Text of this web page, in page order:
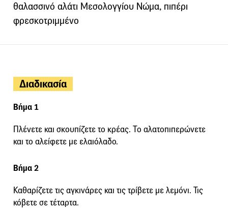
θαλασσινό αλάτι Μεσολογγίου Νώμα, πιπέρι
φρεσκοτριμμένο
Διαδικασία
Βήμα 1
Πλένετε και σκουπίζετε το κρέας. Το αλατοπιπερώνετε
και το αλείφετε με ελαιόλαδο.
Βήμα 2
Καθαρίζετε τις αγκινάρες και τις τρίβετε με λεμόνι. Τις
κόβετε σε τέταρτα.